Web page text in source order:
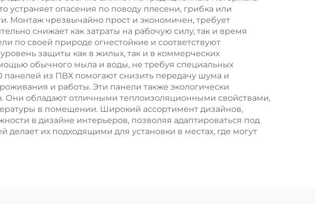
устраняет опасения по поводу плесени, грибка или
Монтаж чрезвычайно прост и экономичен, требует
снижает как затраты на рабочую силу, так и время
по своей природе огнестойкие и соответствуют
защиты как в жилых, так и в коммерческих
обычного мыла и воды, не требуя специальных
панелей из ПВХ помогают снизить передачу шума и
и работы. Эти панели также экологически
Они обладают отличными теплоизоляционными свойствами,
в помещении. Широкий ассортимент дизайнов,
в дизайне интерьеров, позволяя адаптироваться под
их подходящими для установки в местах, где могут